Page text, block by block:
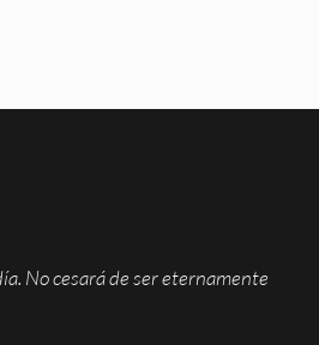
No cesará de ser eternamente